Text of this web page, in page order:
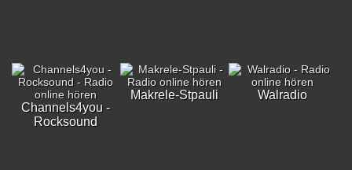
Channels4you -
Rocksound
Makrele-Stpauli Walradio